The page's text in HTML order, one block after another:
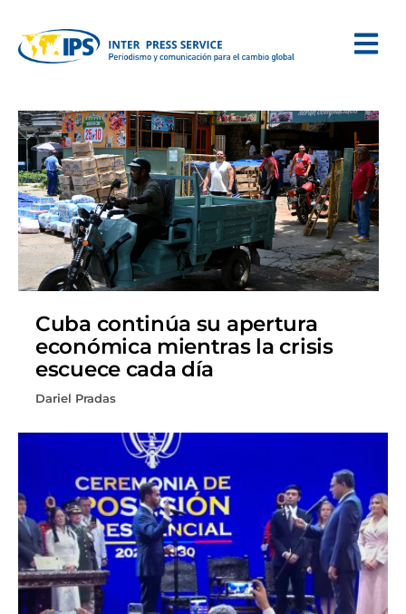
Cuba continúa su apertura
económica mientras la crisis
escuece cada día
Dariel Pradas